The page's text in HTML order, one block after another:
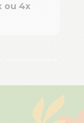
ou 4x